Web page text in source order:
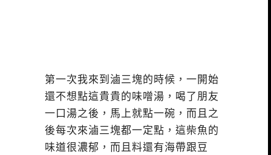
第一次我來到滷三塊的時候，一開始
還不想點這貴貴的味噌湯，喝了朋友
一口湯之後，馬上就點一碗，而且之
後每次來滷三塊都一定點，這柴魚的
味道很濃郁，而且料還有海帶跟豆